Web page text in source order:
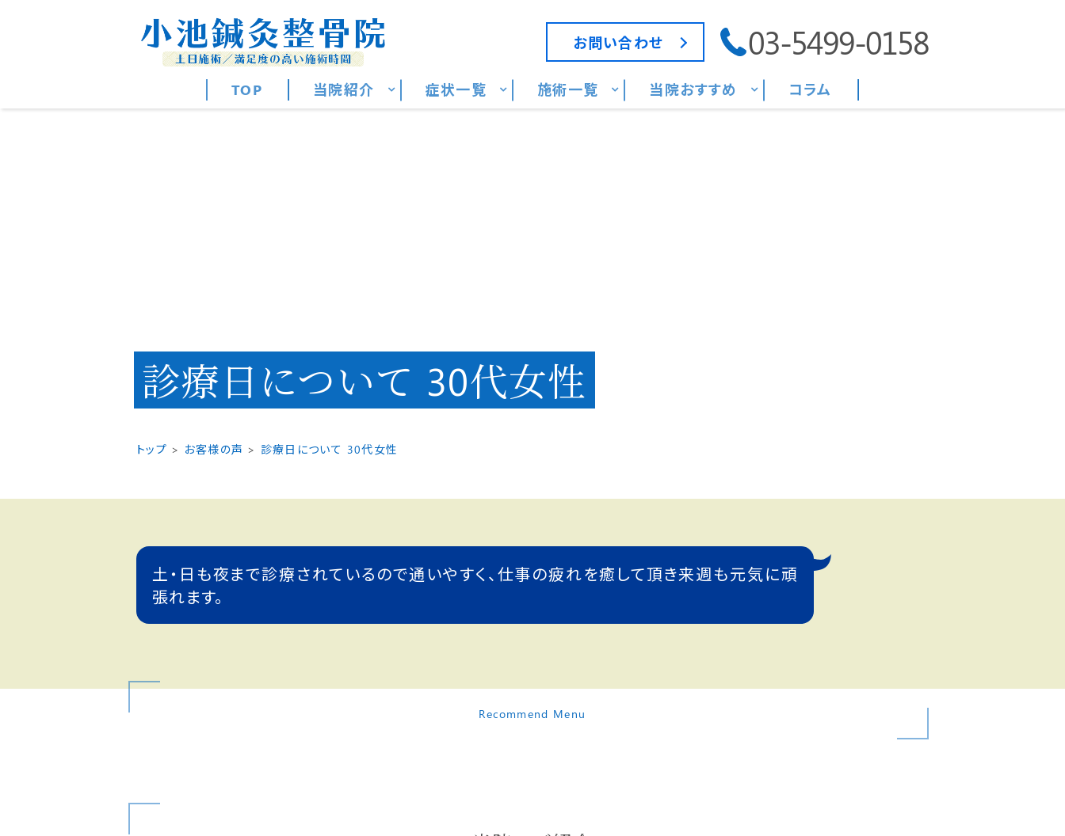
お問い合わせ 03-5499-0158
TOP 当院紹介 症状一覧 施術一覧 当院おすすめ コラム
診療日について 30代女性
トップ お客様の声 診療日について 30代女性
土・日も夜まで診療されているので通いやすく、仕事の疲れを癒して頂き来週も元気に頑
張れます。
Recommend Menu